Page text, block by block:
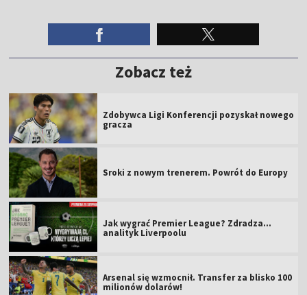
Zobacz też
Zdobywca Ligi Konferencji pozyskał nowego
gracza
Sroki z nowym trenerem. Powrót do Europy
Jak wygrać Premier League? Zdradza...
analityk Liverpoolu
Arsenal się wzmocnił. Transfer za blisko 100
milionów dolarów!